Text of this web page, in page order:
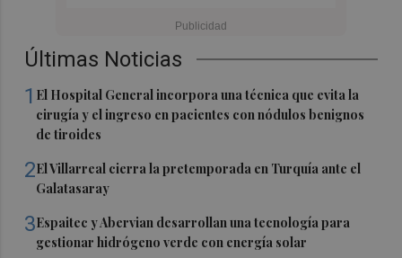
Últimas Noticias
1 El Hospital General incorpora una técnica que evita la
cirugía y el ingreso en pacientes con nódulos benignos
de tiroides
2El Villarreal cierra la pretemporada en Turquía ante el
Galatasaray
3Espaitec y Abervian desarrollan una tecnología para
gestionar hidrógeno verde con energía solar